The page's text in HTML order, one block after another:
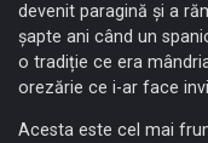
devenit paragină și a
șapte ani când un
o tradiție ce era
orezărie ce i-ar face
Acesta este cel mai